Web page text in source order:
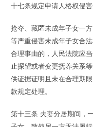
十七条规定申请人格权侵
抢夺、藏匿未成年子女一
等严重侵害未成年子女合
合理事由的，人民法院应
止探望或者变更抚养关系
供证据证明且未在合理期
款规定处理。
第十三条 夫妻分居期间，